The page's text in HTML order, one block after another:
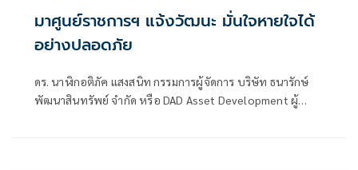
มาศูนย์ราชการฯ แจ้งวัฒนะ มั่นใจหายใจได้
อย่างปลอดภัย
ดร. นาฬิกอติภัค แสงสนิท กรรมการผู้จัดการ บริษัท ธนารักษ์
พัฒนาสินทรัพย์ จำกัด หรือ DAD Asset Development ผู้